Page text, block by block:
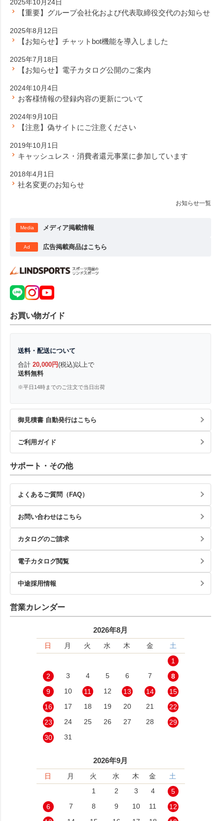
2025年10月24日
【重要】グループ会社化および代表取締役交代のお知らせ
2025年8月12日
【お知らせ】チャットbot機能を導入しました
2025年7月18日
【お知らせ】電子カタログ公開のご案内
2024年10月4日
お客様情報の登録内容の更新について
2024年9月10日
【注意】偽サイトにご注意ください
2019年10月1日
キャッシュレス・消費者還元事業に参加しています
2018年4月1日
社名変更のお知らせ
お知らせ一覧
Media メディア掲載情報
Ad 広告掲載商品はこちら
お買い物ガイド
送料・配送について
合計 20,000円(税込)以上で
送料無料
※平日14時までのご注文で当日出荷
御見積書 自動発行はこちら
ご利用ガイド
サポート・その他
よくあるご質問（FAQ）
お問い合わせはこちら
カタログのご請求
電子カタログ閲覧
中途採用情報
営業カレンダー
2026年8月
日 月 火 水 木 金
土
1
2
3 4 5 6 7
8
9
10 11 12 13 14
15
16
17 18 19 20 21
22
23
24 25 26 27 28
29
30
31
2026年9月
日 月 火 水 木 金
土
1
2 3 4
5
6
7 8 9 10 11
12